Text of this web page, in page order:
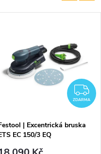
ZDARMA
| Excentrická bruska
EC 150/3 EQ